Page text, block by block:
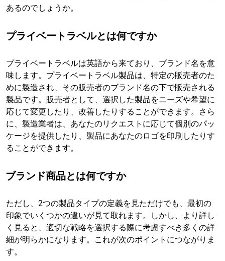
あるのでしょうか。
プライベートラベルとは何ですか
プライベートラベルは英語から来ており、ブランド名を意
味します。プライベートラベル製品は、特定の販売者のた
めに製造され、その販売者のブランド名の下で販売される
製品です。販売者として、選択した製品をニーズや希望に
応じて変更したり、改善したりすることができます。さら
に、製造業者は、あなたのリクエストに応じて個別のパッ
ケージを提供したり、製品にあなたのロゴを印刷したりす
ることができます。
ブランド商品とは何ですか
ただし、2つの製品タイプの定義を見ただけでも、最初の
印象でいくつかの違いが見て取れます。しかし、より詳し
く見ると、適切な戦略を選択する際に考慮すべき多くの詳
細が明らかになります。これが次のポイントにつながりま
す。